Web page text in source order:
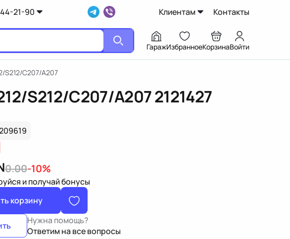
21-90 Клиентам Контакты
ГаражИзбранноеКорзинаВойти
S212/C207/A207
S212/C207/A2072121427
0.00-10%
и получай бонусы
корзину
Нужна помощь?
Ответим на все вопросы